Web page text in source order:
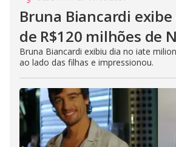
Bruna Biancardi
de R$120 milhões de
Bruna Biancardi exibiu dia no iate
ao lado das filhas e impressionou.